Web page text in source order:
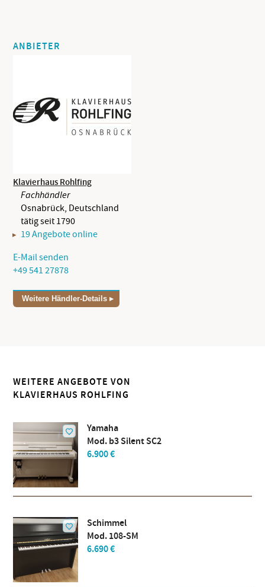
ANBIETER
Klavierhaus Rohlfing
Fachhändler
Osnabrück, Deutschland
tätig seit 1790
19 Angebote online
E-Mail senden
+49 541 27878
Weitere Händler-Details
WEITERE ANGEBOTE VON
KLAVIERHAUS ROHLFING
Yamaha
Mod. b3 Silent SC2
6.900 €
Schimmel
Mod. 108-SM
6.690 €